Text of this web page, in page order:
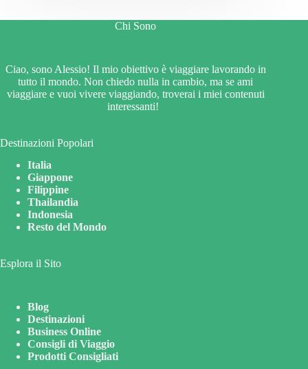
Chi Sono
Ciao, sono Alessio! Il mio obiettivo è viaggiare lavorando in
tutto il mondo. Non chiedo nulla in cambio, ma se ami
viaggiare e vuoi vivere viaggiando, troverai i miei contenuti
interessanti!
Destinazioni Popolari
Italia
Giappone
Filippine
Thailandia
Indonesia
Resto del Mondo
Esplora il Sito
Blog
Destinazioni
Business Online
Consigli di Viaggio
Prodotti Consigliati